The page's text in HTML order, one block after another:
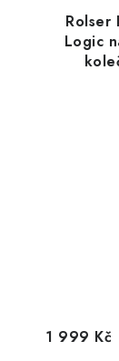
Rolser
Logic
1 999 Kč